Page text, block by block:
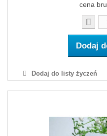
cena
Dodaj
Dodaj do listy życzeń